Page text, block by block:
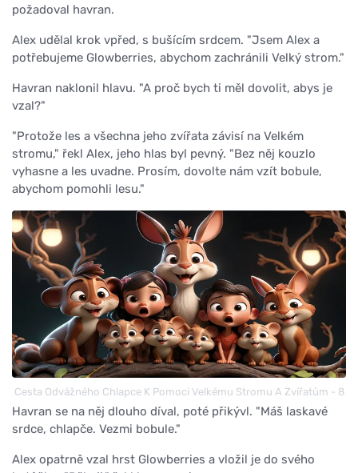
požadoval havran.
Alex udělal krok vpřed, s bušícím srdcem. "Jsem Alex a
potřebujeme Glowberries, abychom zachránili Velký strom."
Havran naklonil hlavu. "A proč bych ti měl dovolit, abys je
vzal?"
"Protože les a všechna jeho zvířata závisí na Velkém
stromu," řekl Alex, jeho hlas byl pevný. "Bez něj kouzlo
vyhasne a les uvadne. Prosím, dovolte nám vzít bobule,
abychom pomohli lesu."
Cesta Odvážného Chlapce K Pomoci Velkému Stromu A Zvířatům - 8
Havran se na něj dlouho díval, poté přikývl. "Máš laskavé
srdce, chlapče. Vezmi bobule."
Alex opatrně vzal hrst Glowberries a vložil je do svého